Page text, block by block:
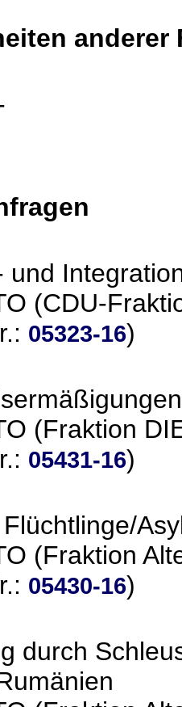
anderer
und
(CDU-
05323-16)
(Fraktion
05431-16)
(Fraktion
05430-16)
durch